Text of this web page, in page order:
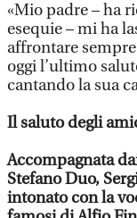
«Mio padre – ha
esequie – mi ha
affrontare
oggi l’ultimo
cantando la sua
Il saluto degli
Accompagnata
Stefano Duo,
intonato con la